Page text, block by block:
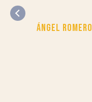
Ángel Romero